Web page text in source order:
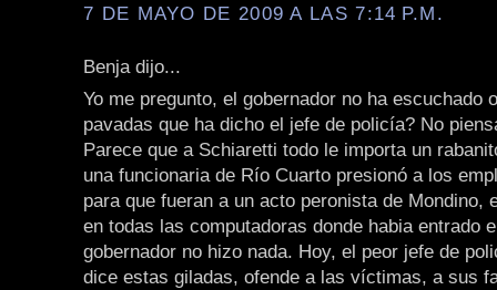
7 DE MAYO DE 2009 A LAS 7:14 P.M.
Benja dijo...
Yo me pregunto, el gobernador no ha escuchado
pavadas que ha dicho el jefe de policía? No
Parece que a Schiaretti todo le importa un
una funcionaria de Río Cuarto presionó a los
para que fueran a un acto peronista de Mondino,
en todas las computadoras donde habia entrado
gobernador no hizo nada. Hoy, el peor jefe de
dice estas giladas, ofende a las víctimas, a sus